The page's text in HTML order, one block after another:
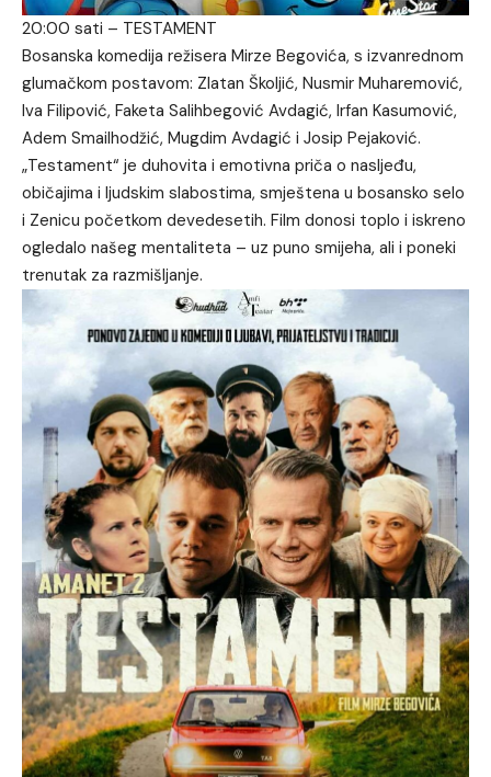
20:00 sati – TESTAMENT
Bosanska komedija režisera Mirze Begovića, s izvanrednom
glumačkom postavom: Zlatan Školjić, Nusmir Muharemović,
Iva Filipović, Faketa Salihbegović Avdagić, Irfan Kasumović,
Adem Smailhodžić, Mugdim Avdagić i Josip Pejaković.
„Testament“ je duhovita i emotivna priča o nasljeđu,
običajima i ljudskim slabostima, smještena u bosansko selo
i Zenicu početkom devedesetih. Film donosi toplo i iskreno
ogledalo našeg mentaliteta – uz puno smijeha, ali i poneki
trenutak za razmišljanje.